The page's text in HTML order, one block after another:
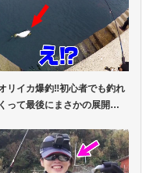
リイカ爆釣‼初心者でも釣れ
って最後にまさかの展開…